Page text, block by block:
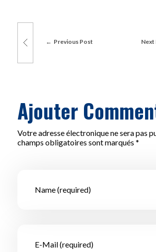
Previous Post Next
Ajouter
Votre adresse électronique ne sera pas
champs obligatoires sont marqués *